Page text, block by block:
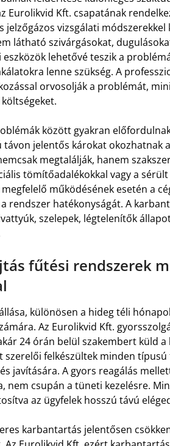
Eurolikvid Kft. csapatának
jelzőgázos vizsgálati
látható szivárgásokat,
lehetővé teszik a
lenne szükség. A
orvosolják a problémát,
között gyakran
távon jelentős károkat okozhatnak
megtalálják, hanem
tömítőadalékokkal vagy a
működésének esetén a
rendszer hatékonyságát. A
szelepek, légtelenítők
fűtési rendszerek
különösen a hideg téli
Az Eurolikvid Kft.
24 órán belül szakembert küld
szerelői felkészültek minden
javítására. A gyors reagálás
nem csupán a tüneti kezelésre.
az ügyfelek hosszú távú
karbantartás jelentősen